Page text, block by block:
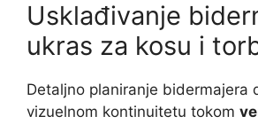
Usklađivanje
ukras za kosu i
Detaljno planiranje bidermajera
vizuelnom kontinuitetu tokom